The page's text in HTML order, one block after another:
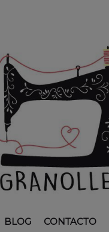
BLOG CONTACTO